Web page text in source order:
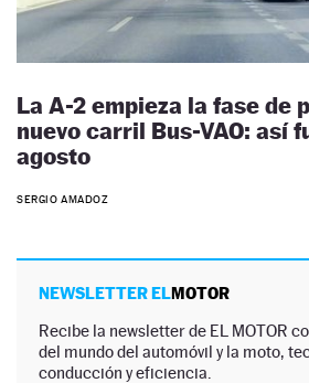
La A-2 empieza la fase de
nuevo carril Bus-VAO: así
agosto
SERGIO AMADOZ
NEWSLETTER ELMOTOR
Recibe la newsletter de EL MOTOR
del mundo del automóvil y la moto,
conducción y eficiencia.